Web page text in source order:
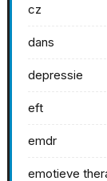
cz
dans
depressie
eft
emdr
emotieve